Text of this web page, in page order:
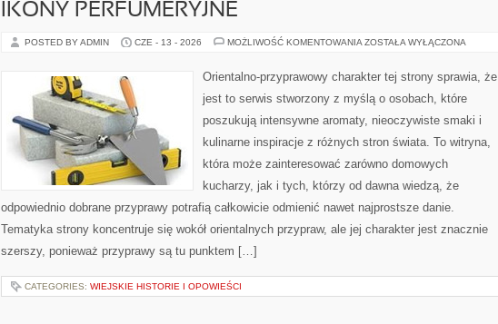
IKONY PERFUMERYJNE
POSTED BY ADMIN CZE - 13 - 2026 MOŻLIWOŚĆ KOMENTOWANIA IKONY
ZOSTAŁA WYŁĄCZONA
Orientalno-przyprawowy charakter tej strony sprawia, że
jest to serwis stworzony z myślą o osobach, które
poszukują intensywne aromaty, nieoczywiste smaki i
kulinarne inspiracje z różnych stron świata. To witryna,
która może zainteresować zarówno domowych
kucharzy, jak i tych, którzy od dawna wiedzą, że
odpowiednio dobrane przyprawy potrafią całkowicie odmienić nawet najprostsze danie.
Tematyka strony koncentruje się wokół orientalnych przypraw, ale jej charakter jest znacznie
szerszy, ponieważ przyprawy są tu punktem […]
CATEGORIES: WIEJSKIE HISTORIE I OPOWIEŚCI